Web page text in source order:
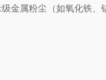
金属粉尘（如氧化铁